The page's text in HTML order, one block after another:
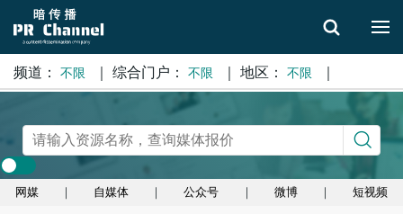
搜索
频道： 不限 综合门户： 不限 地区： 不限
网媒 ｜ 自媒体 ｜ 公众号 ｜ 微博 ｜ 短视频